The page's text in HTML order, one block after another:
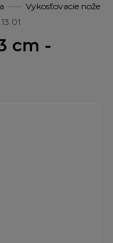
Vykosťovacie nože
cm -